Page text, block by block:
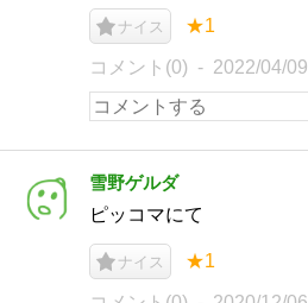
ナイス ★1
コメント(0) 2022/04/09
雪野ゲルダ
ピッコマにて
ナイス ★1